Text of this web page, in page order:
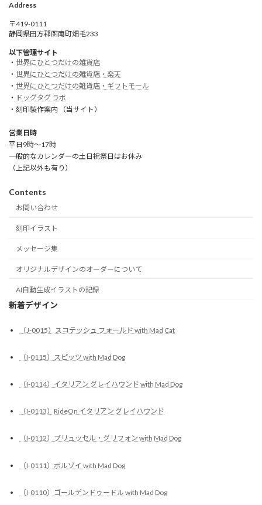
Address
〒419-0111
静岡県田方郡函南町畑毛233
以下管理サイト
・ 世界にひとつだけの雑貨店
・ 世界にひとつだけの雑貨店・楽天
・ 世界にひとつだけの雑貨店・ギフトモール
・ ドッグタグ ラボ
・刻印製作案内 （当サイト）
営業日時
平日9時～17時
一般的なカレンダーの土日祝祭日はお休み
（上記以外も有り）
Contents
お問い合わせ
刻印イラスト
メッセージ集
オリジナルデザインのオーダーについて
AI自動生成イラストの記録
新着デザイン
（J-0015）スコテッシュ フォールド with Mad Cat
（I-0115）スピッツ with Mad Dog
（I-0114）イタリアン グレイハウンド with Mad Dog
（I-0113）RideOn イタリアン グレイハウンド
（I-0112）ブリュッセル・グリフォン with Mad Dog
（I-0111）ボルゾイ with Mad Dog
（I-0110）ゴールデンドゥードル with Mad Dog